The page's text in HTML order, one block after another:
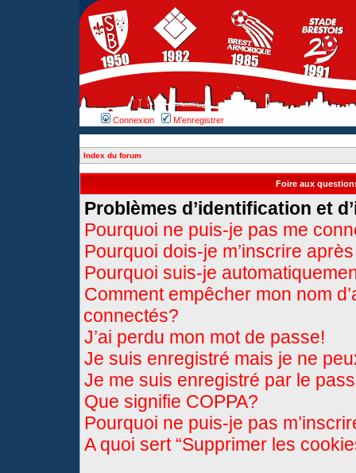
Connexion M’enregistrer
Index du forum
Foire aux
Problèmes d’identification et
Pourquoi ne puis-je pas me
Pourquoi dois-je m’inscrire
Pourquoi suis-je
Comment empêcher mon nom
connectés?
J’ai perdu mon mot de passe!
Je suis enregistré mais je ne
Je me suis enregistré par le
Que signifie COPPA?
Pourquoi ne puis-je pas
A quoi sert “Supprimer les